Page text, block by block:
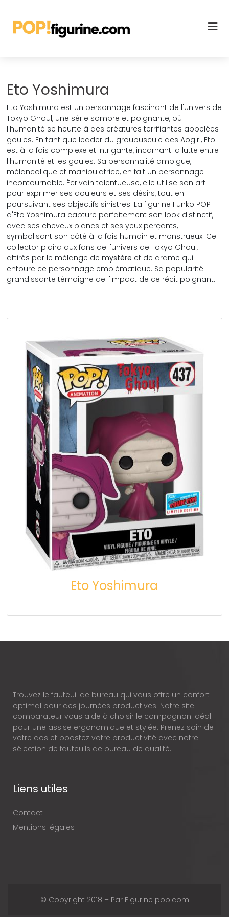
Eto Yoshimura
Eto Yoshimura est un personnage fascinant de l'univers de
Tokyo Ghoul, une série sombre et poignante, où
l'humanité se heurte à des créatures terrifiantes appelées
goules. En tant que leader du groupuscule des Aogiri, Eto
est à la fois complexe et intrigante, incarnant la lutte entre
l'humanité et les goules. Sa personnalité ambiguë,
mélancolique et manipulatrice, en fait un personnage
incontournable. Écrivain talentueuse, elle utilise son art
pour exprimer ses douleurs et ses désirs, tout en
poursuivant ses objectifs sinistres. La figurine Funko POP
d'Eto Yoshimura capture parfaitement son look distinctif,
avec ses cheveux blancs et ses yeux perçants,
symbolisant son côté à la fois humain et monstrueux. Ce
collector plaira aux fans de l'univers de Tokyo Ghoul,
attirés par le mélange demystère et de drame qui
entoure ce personnage emblématique. Sa popularité
grandissante témoigne de l'impact de ce récit poignant.
Eto Yoshimura
Trouvez le fauteuil de bureau qui vous offre un confort
optimal pour des journées productives. Notre site
comparateur vous aide à choisir le compagnon idéal
pour une assise ergonomique et stylée. Prenez soin de
votre dos et boostez votre productivité avec notre
sélection de fauteuils de bureau de qualité.
Liens utiles
Contact
Mentions légales
© Copyright 2018 – Par Figurine pop.com